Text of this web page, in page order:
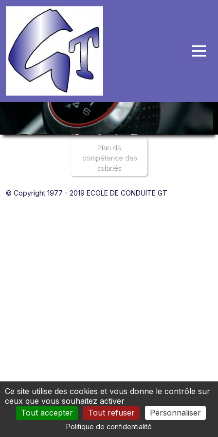
Panneau de gestion des cookies
Ce site utilise des cookies et vous donne le contrôle sur
ceux que vous souhaitez activer
Tout accepter
Tout refuser Personnaliser
Politique de confidentialité
Plan de
compétence des
salariés
© Copyright 1977 - 2019 ECOLE DE CONDUITE GT